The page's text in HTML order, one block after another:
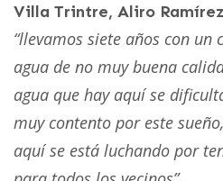
Villa Trintre, Aliro
“llevamos siete años con un
agua de no muy buena
agua que hay aquí se
muy contento por este
aquí se está luchando por